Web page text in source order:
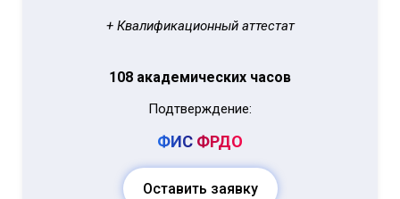
+ Квалификационный аттестат
108 академических часов
Подтверждение:
ФИС ФРДО
Оставить заявку